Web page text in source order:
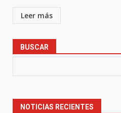
Leer más
BUSCAR
NOTICIAS RECIENTES